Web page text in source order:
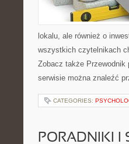
lokalu, ale również o
wszystkich czytelnikach
Zobacz także
serwisie można znaleźć
CATEGORIES:
PORADNIKI I